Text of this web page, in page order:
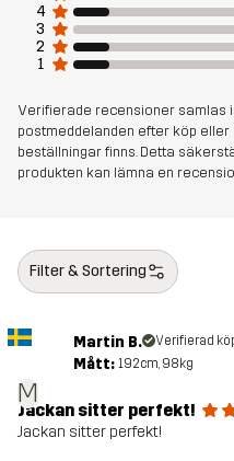
4
3
2
1
Verifierade recensioner samlas
postmeddelanden efter köp eller
beställningar finns. Detta
produkten kan lämna en
Filter & Sortering
M
Martin B. Verifierad
Mått: 192cm, 98kg
Jackan sitter perfekt!
Jackan sitter perfekt!